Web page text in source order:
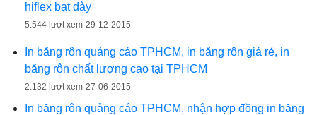
hiflex bạt dày
5.544 lượt xem 29-12-2015
In băng rôn quảng cáo TPHCM, in băng rôn giá rẻ, in
băng rôn chất lượng cao tại TPHCM
2.132 lượt xem 27-06-2015
In băng rôn quảng cáo TPHCM, nhận hợp đồng in băng